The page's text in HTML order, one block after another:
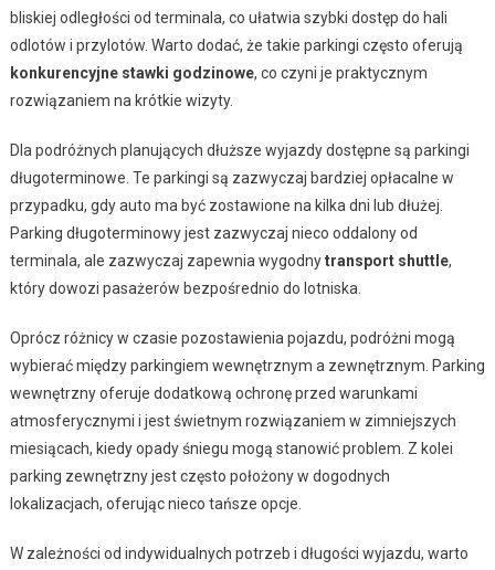
bliskiej odległości od terminala, co ułatwia szybki dostęp do hali
odlotów i przylotów. Warto dodać, że takie parkingi często oferują
konkurencyjne stawki godzinowe, co czyni je praktycznym
rozwiązaniem na krótkie wizyty.
Dla podróżnych planujących dłuższe wyjazdy dostępne są parkingi
długoterminowe. Te parkingi są zazwyczaj bardziej opłacalne w
przypadku, gdy auto ma być zostawione na kilka dni lub dłużej.
Parking długoterminowy jest zazwyczaj nieco oddalony od
terminala, ale zazwyczaj zapewnia wygodnytransport shuttle,
który dowozi pasażerów bezpośrednio do lotniska.
Oprócz różnicy w czasie pozostawienia pojazdu, podróżni mogą
wybierać między parkingiem wewnętrznym a zewnętrznym. Parking
wewnętrzny oferuje dodatkową ochronę przed warunkami
atmosferycznymi i jest świetnym rozwiązaniem w zimniejszych
miesiącach, kiedy opady śniegu mogą stanowić problem. Z kolei
parking zewnętrzny jest często położony w dogodnych
lokalizacjach, oferując nieco tańsze opcje.
W zależności od indywidualnych potrzeb i długości wyjazdu, warto